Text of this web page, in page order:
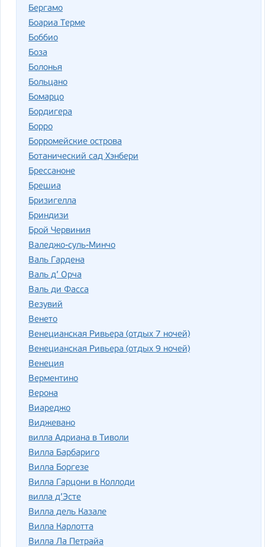
Бергамо
Боариа Терме
Боббио
Боза
Болонья
Больцано
Бомарцо
Бордигера
Борро
Борромейские острова
Ботанический сад Хэнбери
Брессаноне
Брешиа
Бризигелла
Бриндизи
Брой Червиния
Валеджо-суль-Минчо
Валь Гардена
Валь д’ Орча
Валь ди Фасса
Везувий
Венето
Венецианская Ривьера (отдых 7 ночей)
Венецианская Ривьера (отдых 9 ночей)
Венеция
Верментино
Верона
Виареджо
Виджевано
вилла Адриана в Тиволи
Вилла Барбариго
Вилла Боргезе
Вилла Гарцони в Коллоди
вилла д’Эсте
Вилла дель Казале
Вилла Карлотта
Вилла Ла Петрайа